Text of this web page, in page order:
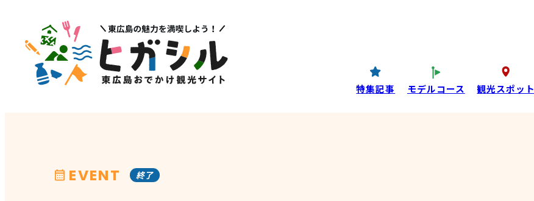
特集記事 モデルコース 観光スポット
EVENT 終了
メニュー
MENU
西条酒蔵通り特設ページ 特集記事